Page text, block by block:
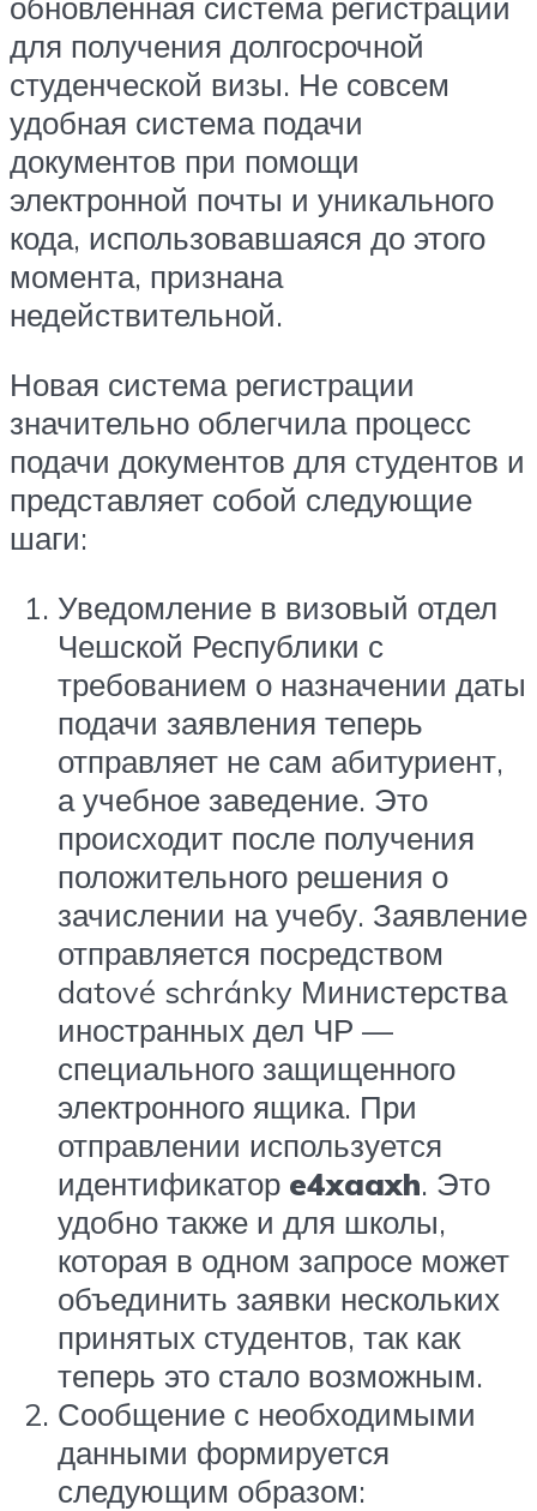
для получения долгосрочной
студенческой визы. Не совсем
удобная система подачи
документов при помощи
электронной почты и уникального
кода, использовавшаяся до этого
момента, признана
недействительной.
Новая система регистрации
значительно облегчила процесс
подачи документов для студентов и
представляет собой следующие
шаги:
Уведомление в визовый отдел
Чешской Республики с
требованием о назначении даты
подачи заявления теперь
отправляет не сам абитуриент,
а учебное заведение. Это
происходит после получения
положительного решения о
зачислении на учебу. Заявление
отправляется посредством
datové schránky Министерства
иностранных дел ЧР —
специального защищенного
электронного ящика. При
отправлении используется
идентификатор e4xaaxh. Это
удобно также и для школы,
которая в одном запросе может
объединить заявки нескольких
принятых студентов, так как
теперь это стало возможным.
Сообщение с необходимыми
данными формируется
следующим образом: